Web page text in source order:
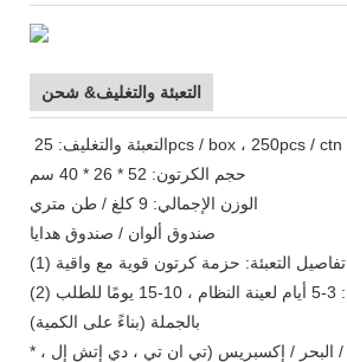
التعبئة والتغليف& شحن
التعبئة والتغليف: 25pcs / box ، 250pcs / ctn
حجم الكرتون: 52 * 26 * 40 سم
الوزن الإجمالي: 9 كلغ / طن متري
صندوق ألوان / صندوق هدايا
(1) تفاصيل التعبئة: حزمة كرتون قوية مع واقية
(2) تفاصيل التسليم: 3-5 أيام لعينة النظام ، 10-15 يومًا للطلب
بالجملة (بناءً على الكمية)
* شروط التسليم: الهواء / البحر / إكسبريس (تي ان تي ، دي إتش إل ،